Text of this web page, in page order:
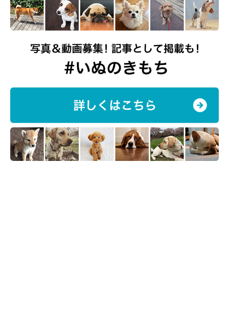
【7】留守番後、ハイテンションで接したり
エサをあげたりする